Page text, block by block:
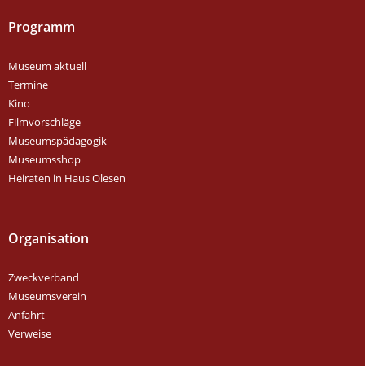
Programm
Museum aktuell
Termine
Kino
Filmvorschläge
Museumspädagogik
Museumsshop
Heiraten in Haus Olesen
Organisation
Zweckverband
Museumsverein
Anfahrt
Verweise